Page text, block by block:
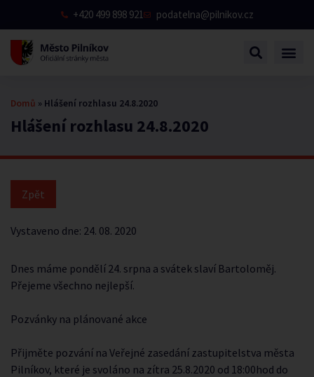
+420 499 898 921 podatelna@pilnikov.cz
Hlášení rozhlasu 24.8.2020
Domů » Hlášení rozhlasu 24.8.2020
Vystaveno dne: 24. 08. 2020
Dnes máme pondělí 24. srpna a svátek slaví Bartoloměj.
Přejeme všechno nejlepší.
Pozvánky na plánované akce
Přijměte pozvání na Veřejné zasedání zastupitelstva města
Pilníkov, které je svoláno na zítra 25.8.2020 od 18:00hod do